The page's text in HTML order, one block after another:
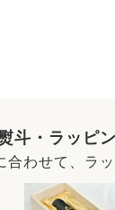
斗・ラッピ
合わせて、ラ